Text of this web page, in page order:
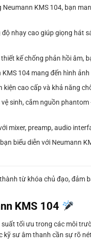
Neumann KMS 104, bạn
độ nhạy cao giúp giọng hát
kế chống phản hồi âm,
KMS 104 mang đến hình
kiện cao cấp và khả năng
sinh, cắm nguồn
mixer, preamp, audio
biểu diễn với Neumann
từ khóa chủ đạo, đảm
KMS 104
tối ưu trong các môi
kỹ sư âm thanh cần sự rõ